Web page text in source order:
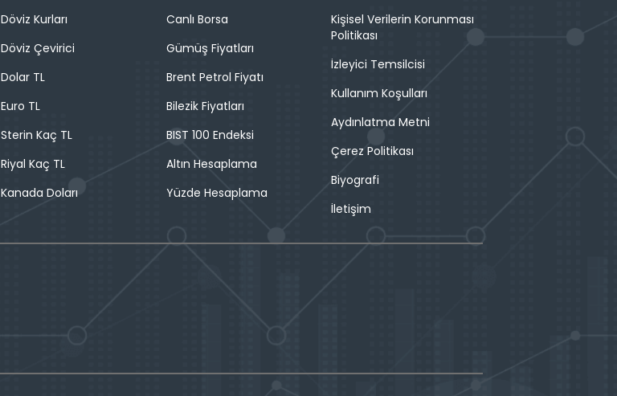
Döviz Kurları
Döviz Çevirici
Dolar TL
Euro TL
Sterin Kaç TL
Riyal Kaç TL
Kanada Doları
Canlı Borsa
Gümüş Fiyatları
Brent Petrol Fiyatı
Bilezik Fiyatları
BIST 100 Endeksi
Altın Hesaplama
Yüzde Hesaplama
Kişisel Verilerin Korunması
Politikası
İzleyici Temsilcisi
Kullanım Koşulları
Aydınlatma Metni
Çerez Politikası
Biyografi
İletişim